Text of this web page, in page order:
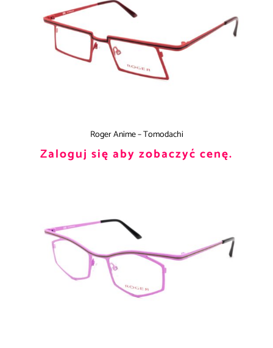
Roger Anime – Tomodachi
Zaloguj się aby zobaczyć cenę.